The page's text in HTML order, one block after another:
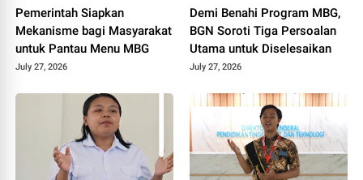
Pemerintah Siapkan
Mekanisme bagi Masyarakat
untuk Pantau Menu MBG
July 27, 2026
Demi Benahi Program MBG,
BGN Soroti Tiga Persoalan
Utama untuk Diselesaikan
July 27, 2026